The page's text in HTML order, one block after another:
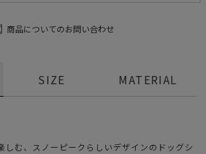
商品についてのお問い合わせ
しむ、スノーピークらしいデザインのドッグシ
SIZE MATERIAL